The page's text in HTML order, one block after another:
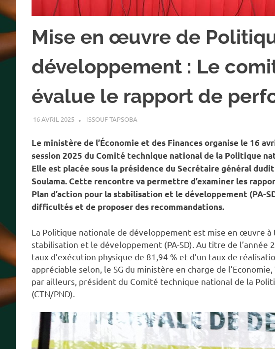
Mise en œuvre de
développement : Le
évalue le rapport de
16 AVRIL 2025 ISSOUF TAPSOBA
Le ministère de l’Économie et des Finances organise le 16
session 2025 du Comité technique national de la Politique
Elle est placée sous la présidence du Secrétaire général
Soulama. Cette rencontre va permettre d’examiner les
Plan d’action pour la stabilisation et le développement (PA-
difficultés et de proposer des recommandations.
La Politique nationale de développement est mise en œuvre à
stabilisation et le développement (PA-SD). Au titre de l’année
taux d’exécution physique de 81,94 % et d’un taux de
appréciable selon, le SG du ministère en charge de
par ailleurs, président du Comité technique national de la
(CTN/PND).